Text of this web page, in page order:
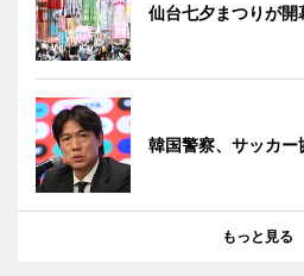
仙台七夕まつりが開
韓国警察、サッカー
もっと見る